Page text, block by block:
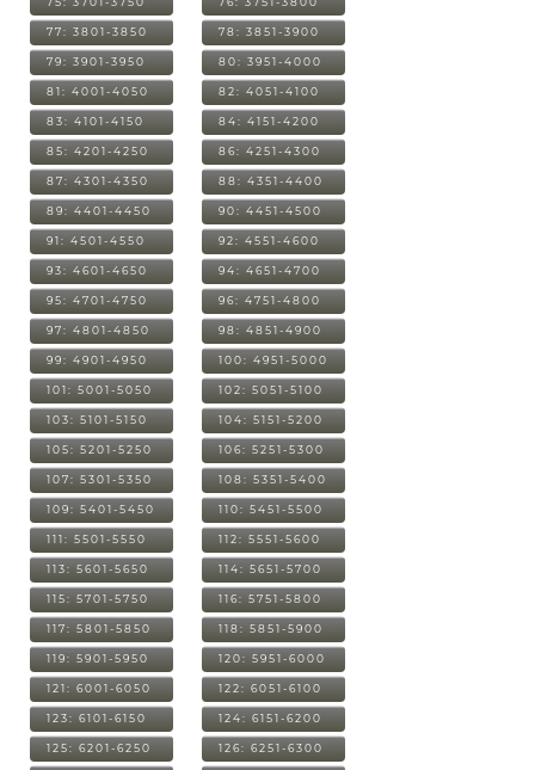
77: 3801-3850 78: 3851-3900
79: 3901-3950 80: 3951-4000
81: 4001-4050 82: 4051-4100
83: 4101-4150 84: 4151-4200
85: 4201-4250 86: 4251-4300
87: 4301-4350 88: 4351-4400
89: 4401-4450 90: 4451-4500
91: 4501-4550 92: 4551-4600
93: 4601-4650 94: 4651-4700
95: 4701-4750 96: 4751-4800
97: 4801-4850 98: 4851-4900
99: 4901-4950 100: 4951-5000
101: 5001-5050 102: 5051-5100
103: 5101-5150 104: 5151-5200
105: 5201-5250 106: 5251-5300
107: 5301-5350 108: 5351-5400
109: 5401-5450 110: 5451-5500
111: 5501-5550 112: 5551-5600
113: 5601-5650 114: 5651-5700
115: 5701-5750 116: 5751-5800
117: 5801-5850 118: 5851-5900
119: 5901-5950 120: 5951-6000
121: 6001-6050 122: 6051-6100
123: 6101-6150 124: 6151-6200
125: 6201-6250 126: 6251-6300